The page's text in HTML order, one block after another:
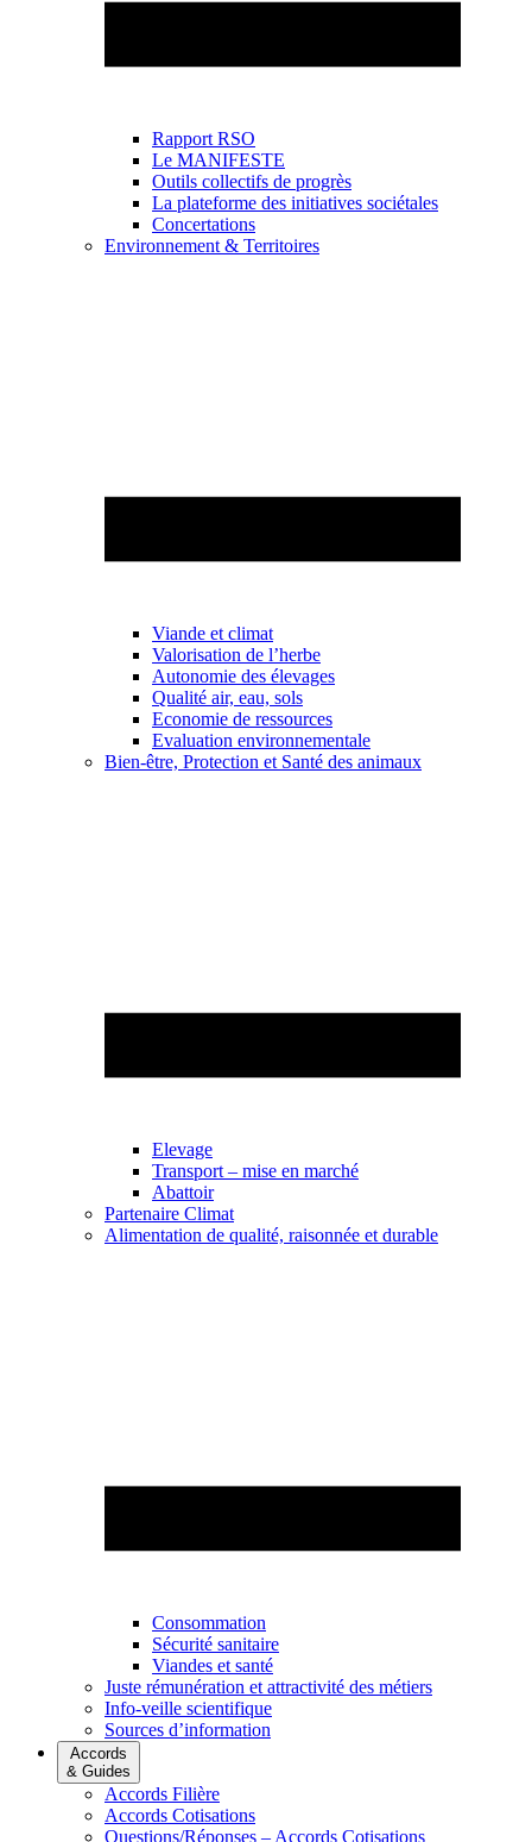
Rapport RSO
Le MANIFESTE
Outils collectifs de progrès
La plateforme des initiatives sociétales
Concertations
Environnement & Territoires
Viande et climat
Valorisation de l’herbe
Autonomie des élevages
Qualité air, eau, sols
Economie de ressources
Evaluation environnementale
Bien-être, Protection et Santé des animaux
Elevage
Transport – mise en marché
Abattoir
Partenaire Climat
Alimentation de qualité, raisonnée et durable
Consommation
Sécurité sanitaire
Viandes et santé
Juste rémunération et attractivité des métiers
Info-veille scientifique
Sources d’information
Accords
& Guides
Accords Filière
Accords Cotisations
Questions/Réponses – Accords Cotisations